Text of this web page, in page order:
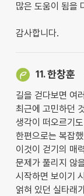
많은 도움이 됨을
감사합니다.
11.한창훈
길을 걷다보면 여
최근에 고민하던
생각이 떠오르기
한편으로는 복잡
이것이 걷기의 매
문제가 풀리지 않
시작하면 보이기
얽혀 있던 실타래